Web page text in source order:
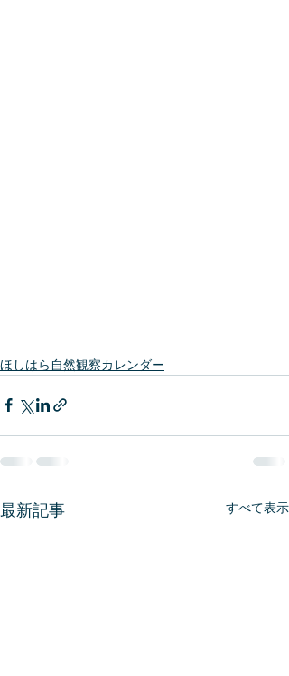
ほしはら自然観察カレンダー
最新記事 すべて表示